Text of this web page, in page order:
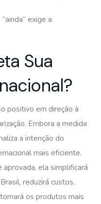
exige a
Sua
positivo em direção à
Embora a medida
a intenção do
mais eficiente.
ela simplificará
reduzirá custos,
os produtos mais